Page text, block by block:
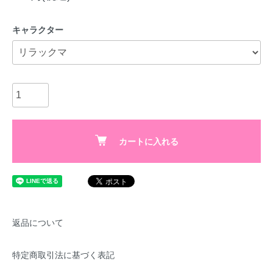
キャラクター
カートに入れる
返品について
特定商取引法に基づく表記